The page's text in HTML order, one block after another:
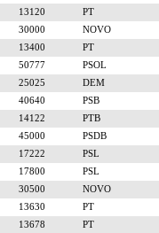
13120
PT
30000
NOVO
13400
PT
50777
PSOL
25025
DEM
40640
PSB
14122
PTB
45000
PSDB
17222
PSL
17800
PSL
30500
NOVO
13630
PT
13678 PT